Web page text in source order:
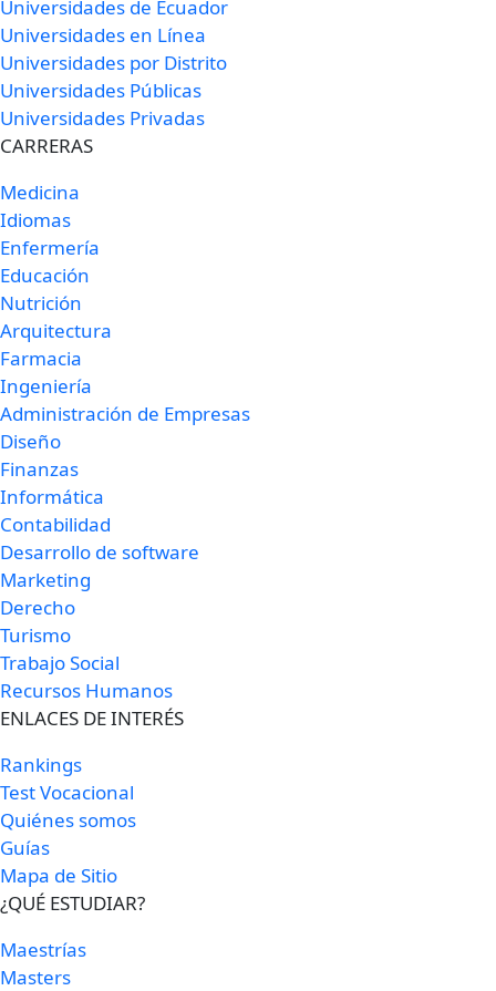
Universidades de Ecuador
Universidades en Línea
Universidades por Distrito
Universidades Públicas
Universidades Privadas
CARRERAS
Medicina
Idiomas
Enfermería
Educación
Nutrición
Arquitectura
Farmacia
Ingeniería
Administración de Empresas
Diseño
Finanzas
Informática
Contabilidad
Desarrollo de software
Marketing
Derecho
Turismo
Trabajo Social
Recursos Humanos
ENLACES DE INTERÉS
Rankings
Test Vocacional
Quiénes somos
Guías
Mapa de Sitio
¿QUÉ ESTUDIAR?
Maestrías
Masters